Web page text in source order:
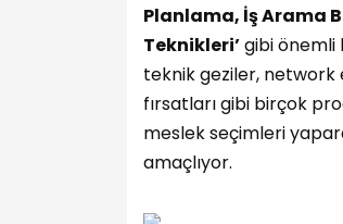
Planlama, İş Arama
Teknikleri’gibi önemli
teknik geziler,
fırsatları gibi birçok
meslek seçimleri
amaçlıyor.